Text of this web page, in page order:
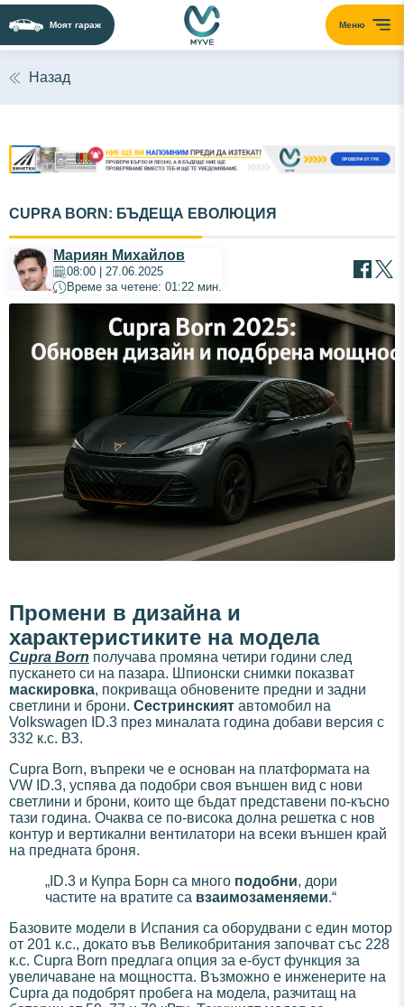
Меню
Моят гараж
Назад
CUPRA BORN: БЪДЕЩА ЕВОЛЮЦИЯ
Мариян Михайлов
08:00 | 27.06.2025
Време за четене: 01:22 мин.
Промени в дизайна и
характеристиките на модела
Cupra Born получава промяна четири години след
пускането си на пазара. Шпионски снимки показват
маскировка, покриваща обновените предни и задни
светлини и брони. Сестринският автомобил на
Volkswagen ID.3 през миналата година добави версия с
332 к.с. ВЗ.
Cupra Born, въпреки че е основан на платформата на
VW ID.3, успява да подобри своя външен вид с нови
светлини и брони, които ще бъдат представени по-късно
тази година. Очаква се по-висока долна решетка с нов
контур и вертикални вентилатори на всеки външен край
на предната броня.
„ID.3 и Купра Борн са много подобни, дори
частите на вратите са взаимозаменяеми.“
Базовите модели в Испания са оборудвани с един мотор
от 201 к.с., докато във Великобритания започват със 228
к.с. Cupra Born предлага опция за е-буст функция за
увеличаване на мощността. Възможно е инженерите на
Cupra да подобрят пробега на модела, разчитащ на